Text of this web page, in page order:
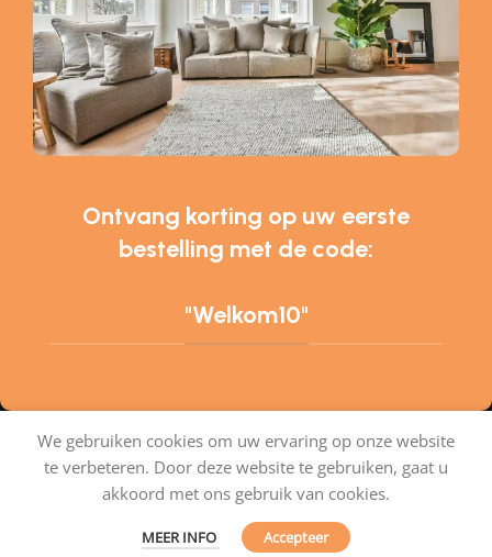
Ontvang korting op uw eerste
bestelling met de code:
"Welkom10"
We gebruiken cookies om uw ervaring op onze website
te verbeteren. Door deze website te gebruiken, gaat u
akkoord met ons gebruik van cookies.
MEER INFO Accepteer
Tapijtenshop.com